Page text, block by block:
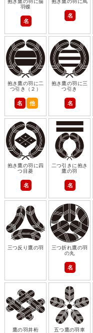
抱き鷹の羽に揚
羽蝶
名
抱き鷹の羽に蔦
名
抱き鷹の羽に二
つ引き（２）
名 他
抱き鷹の羽に三
つ引き
名
抱き鷹の羽に四
つ目菱
名
二つ引きに抱き
鷹の羽
名
三つ反り鷹の羽
三つ折れ鷹の羽
の丸
名
鷹の羽井桁 五つ鷹の羽車